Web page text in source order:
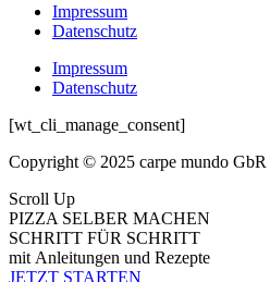
Impressum
Datenschutz
Impressum
Datenschutz
[wt_cli_manage_consent]
Copyright © 2025 carpe mundo
Scroll Up
PIZZA SELBER MACHEN
SCHRITT FÜR SCHRITT
mit Anleitungen und Rezepte
JETZT STARTEN